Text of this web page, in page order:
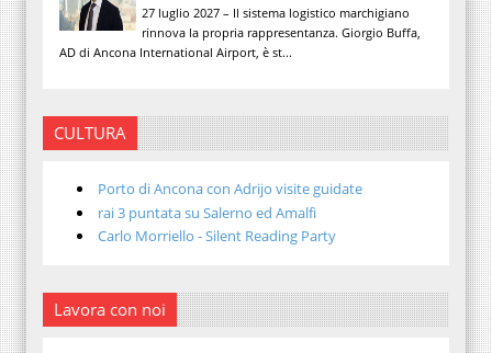
27 luglio 2027 – Il sistema logistico marchigiano
rinnova la propria rappresentanza. Giorgio Buffa,
AD di Ancona International Airport, è st...
CULTURA
Porto di Ancona con Adrijo visite guidate
rai 3 puntata su Salerno ed Amalfi
Carlo Morriello - Silent Reading Party
Lavora con noi